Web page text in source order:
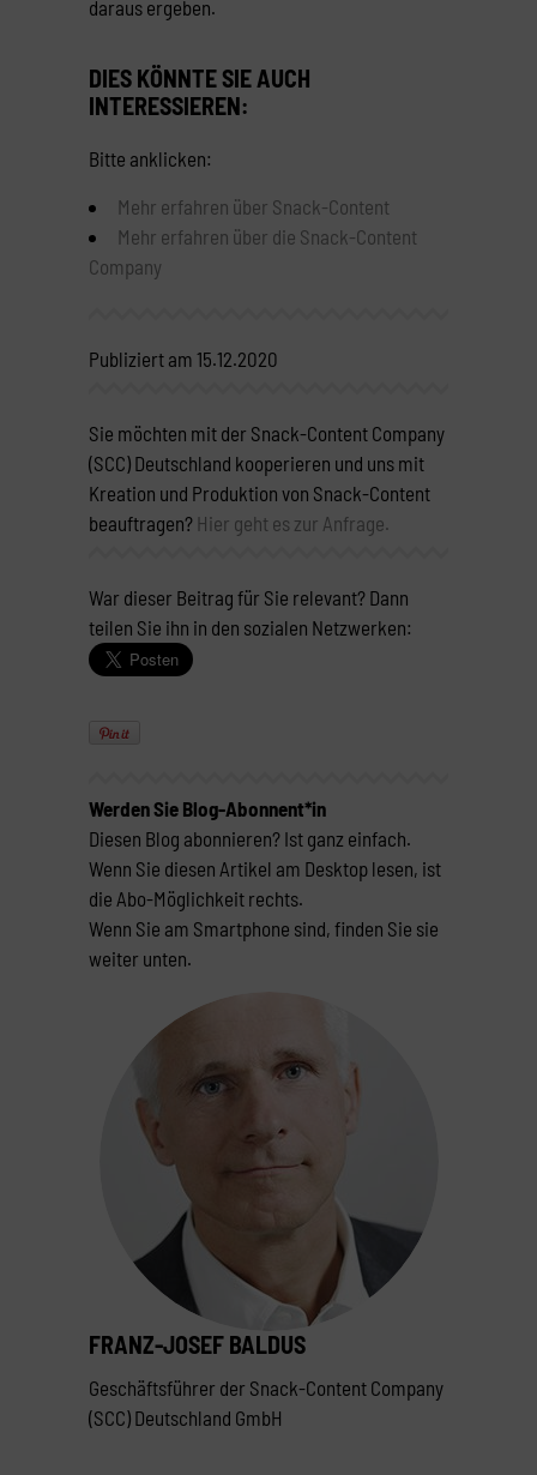
daraus ergeben.
DIES KÖNNTE SIE AUCH
INTERESSIEREN:
Bitte anklicken:
Mehr erfahren über Snack-Content
Mehr erfahren über die Snack-Content
Company
Publiziert am 15.12.2020
Sie möchten mit der Snack-Content Company
(SCC) Deutschland kooperieren und uns mit
Kreation und Produktion von Snack-Content
beauftragen? Hier geht es zur Anfrage.
War dieser Beitrag für Sie relevant? Dann
teilen Sie ihn in den sozialen Netzwerken:
Werden Sie Blog-Abonnent*in
Diesen Blog abonnieren? Ist ganz einfach.
Wenn Sie diesen Artikel am Desktop lesen, ist
die Abo-Möglichkeit rechts.
Wenn Sie am Smartphone sind, finden Sie sie
weiter unten.
FRANZ-JOSEF BALDUS
Geschäftsführer der Snack-Content Company
(SCC) Deutschland GmbH